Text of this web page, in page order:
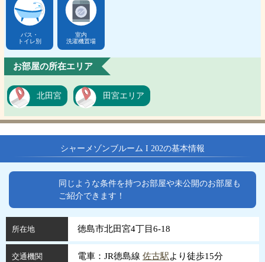
バス・
トイレ別
室内
洗濯機置場
お部屋の所在エリア
北田宮 田宮エリア
シャーメゾンブルーム I 202の基本情報
同じような条件を持つお部屋や未公開のお部屋も
ご紹介できます！
所在地 徳島市北田宮4丁目6-18
交通機関 電車：JR徳島線 佐古駅より徒歩15分